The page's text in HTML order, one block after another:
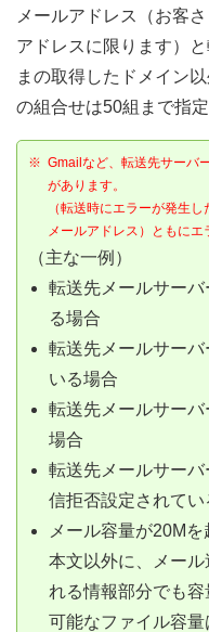
メールアドレス（お客
アドレスに限ります）
まの取得したドメイン
の組合せは50組まで指定
※ Gmailなど、転送先サーバ
があります。
（転送時にエラーが発生
メールアドレス）ともにエ
（主な一例）
転送先メールサー
る場合
転送先メールサー
いる場合
転送先メールサー
場合
転送先メールサー
信拒否設定されてい
メール容量が20M
本文以外に、メー
れる情報部分でも
可能なファイル容量